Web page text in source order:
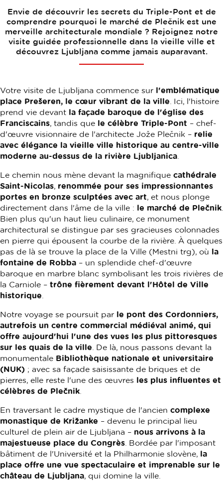
Envie de découvrir les secrets du Triple-Pont et de
comprendre pourquoi le marché de Plečnik est une
merveille architecturale mondiale ? Rejoignez notre
visite guidée professionnelle dans la vieille ville et
découvrez Ljubljana comme jamais auparavant.
Votre visite de Ljubljana commence sur l'emblématique
place Prešeren, le cœur vibrant de la ville . Ici, l'histoire
prend vie devant la façade baroque de l'église des
Franciscains, tandis que le célèbre Triple-Pont – chef-
d'œuvre visionnaire de l'architecte Jože Plečnik – relie
avec élégance la vieille ville historique au centre-ville
moderne au-dessus de la rivière Ljubljanica
Le chemin nous mène devant la magnifique cathédrale
Saint-Nicolas, renommée pour ses impressionnantes
portes en bronze sculptées avec art, et nous plonge
directement dans l'âme de la ville : le marché de Plečnik
Bien plus qu'un haut lieu culinaire, ce monument
architectural se distingue par ses gracieuses colonnades
en pierre qui épousent la courbe de la rivière. À quelques
pas de là se trouve la place de la Ville (Mestni trg), où la
fontaine de Robba – un splendide chef-d'œuvre
baroque en marbre blanc symbolisant les trois rivières de
la Carniole – trône fièrement devant l'Hôtel de Ville
historique
Notre voyage se poursuit par le pont des Cordonniers,
autrefois un centre commercial médiéval animé, qui
offre aujourd'hui l'une des vues les plus pittoresques
sur les quais de la ville . De là, nous passons devant la
monumentale Bibliothèque nationale et universitaire
(NUK) ; avec sa façade saisissante de briques et de
pierres, elle reste l'une des œuvres les plus influentes et
célèbres de Plečnik
En traversant le cadre mystique de l'ancien complexe
monastique de Križanke – devenu le principal lieu
culturel de plein air de Ljubljana – nous arrivons à la
majestueuse place du Congrès . Bordée par l'imposant
bâtiment de l'Université et la Philharmonie slovène, la
place offre une vue spectaculaire et imprenable sur le
château de Ljubljana, qui domine la ville.